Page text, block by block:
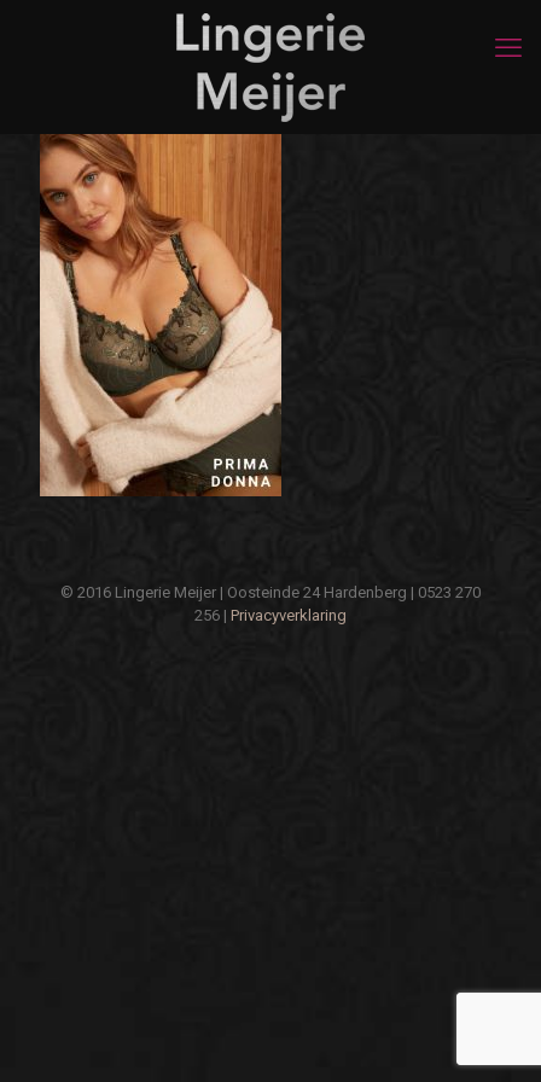
© 2016 Lingerie Meijer | Oosteinde 24 Hardenberg | 0523 270
256 | Privacyverklaring